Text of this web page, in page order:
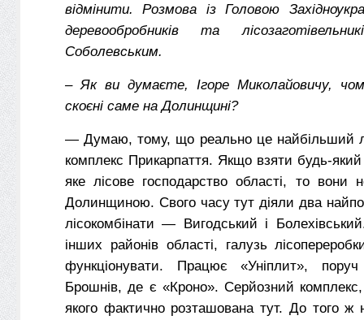
відмінити.Розмова із Головою
деревообробників та
Соболевським.
– Як ви думаєте, Ігоре Миколайовичу,
скоєні саме на Долинщині?
— Думаю, тому, що реально це найбільший
комплекс Прикарпаття. Якщо взяти будь-
яке лісове господарство області, то вони
Долинщиною. Свого часу тут діяли два
лісокомбінати — Вигодський і
інших районів області, галузь
функціонувати. Працює «Уніплит»,
Брошнів, де є «Кроно». Серйозний
якого фактично розташована тут. До того ж